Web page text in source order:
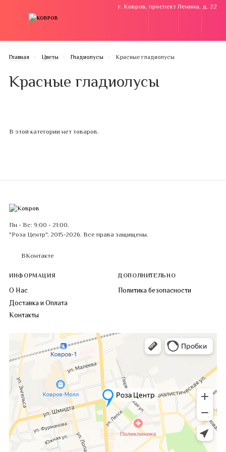
г. Ковров, проспект Ленина, д. 22
Главная Цветы Гладиолусы Красные гладиолусы
Красные гладиолусы
В этой категории нет товаров.
Пн - Вс: 9:00 - 21:00.
"Роза Центр", 2015-2026. Все права защищены.
ВКонтакте
ИНФОРМАЦИЯ
О Нас
Доставка и Оплата
Контакты
ДОПОЛНИТЕЛЬНО
Политика безопасности